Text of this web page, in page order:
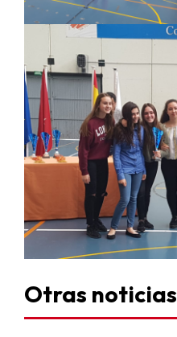
Otras noticias